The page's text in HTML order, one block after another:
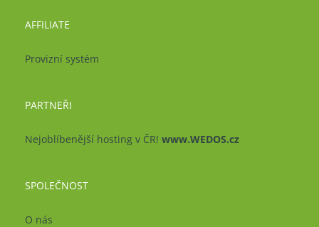
AFFILIATE
Provizní systém
PARTNEŘI
Nejoblíbenější hosting v ČR! www.WEDOS.cz
SPOLEČNOST
O nás